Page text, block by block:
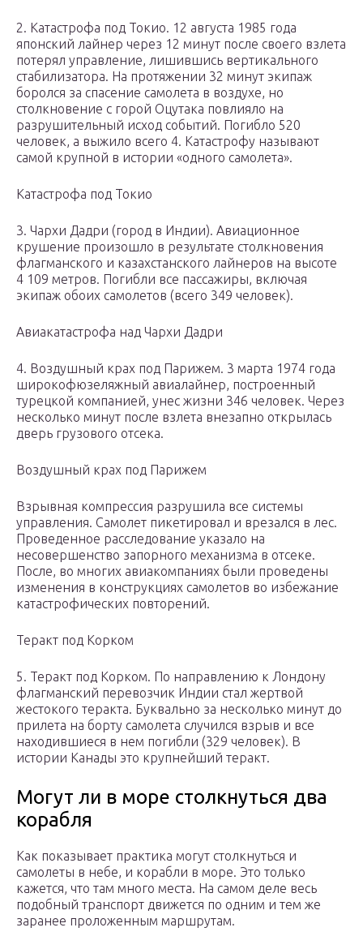
2. Катастрофа под Токио. 12 августа 1985 года
японский лайнер через 12 минут после своего взлета
потерял управление, лишившись вертикального
стабилизатора. На протяжении 32 минут экипаж
боролся за спасение самолета в воздухе, но
столкновение с горой Оцутака повлияло на
разрушительный исход событий. Погибло 520
человек, а выжило всего 4. Катастрофу называют
самой крупной в истории «одного самолета».
Катастрофа под Токио
3. Чархи Дадри (город в Индии). Авиационное
крушение произошло в результате столкновения
флагманского и казахстанского лайнеров на высоте
4 109 метров. Погибли все пассажиры, включая
экипаж обоих самолетов (всего 349 человек).
Авиакатастрофа над Чархи Дадри
4. Воздушный крах под Парижем. 3 марта 1974 года
широкофюзеляжный авиалайнер, построенный
турецкой компанией, унес жизни 346 человек. Через
несколько минут после взлета внезапно открылась
дверь грузового отсека.
Воздушный крах под Парижем
Взрывная компрессия разрушила все системы
управления. Самолет пикетировал и врезался в лес.
Проведенное расследование указало на
несовершенство запорного механизма в отсеке.
После, во многих авиакомпаниях были проведены
изменения в конструкциях самолетов во избежание
катастрофических повторений.
Теракт под Корком
5. Теракт под Корком. По направлению к Лондону
флагманский перевозчик Индии стал жертвой
жестокого теракта. Буквально за несколько минут до
прилета на борту самолета случился взрыв и все
находившиеся в нем погибли (329 человек). В
истории Канады это крупнейший теракт.
Могут ли в море столкнуться два
корабля
Как показывает практика могут столкнуться и
самолеты в небе, и корабли в море. Это только
кажется, что там много места. На самом деле весь
подобный транспорт движется по одним и тем же
заранее проложенным маршрутам.